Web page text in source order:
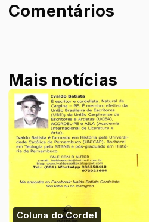
Comentários
Mais notícias
Coluna do Cordel